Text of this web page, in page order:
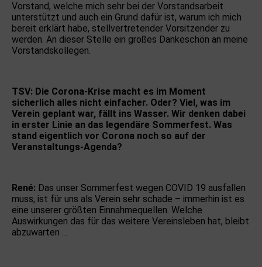
Vorstand, welche mich sehr bei der Vorstandsarbeit
unterstützt und auch ein Grund dafür ist, warum ich mich
bereit erklärt habe, stellvertretender Vorsitzender zu
werden. An dieser Stelle ein großes Dankeschön an meine
Vorstandskollegen.
TSV: Die Corona-Krise macht es im Moment
sicherlich alles nicht einfacher. Oder? Viel, was im
Verein geplant war, fällt ins Wasser. Wir denken dabei
in erster Linie an das legendäre Sommerfest. Was
stand eigentlich vor Corona noch so auf der
Veranstaltungs-Agenda?
René: Das unser Sommerfest wegen COVID 19 ausfallen
muss, ist für uns als Verein sehr schade – immerhin ist es
eine unserer größten Einnahmequellen. Welche
Auswirkungen das für das weitere Vereinsleben hat, bleibt
abzuwarten …